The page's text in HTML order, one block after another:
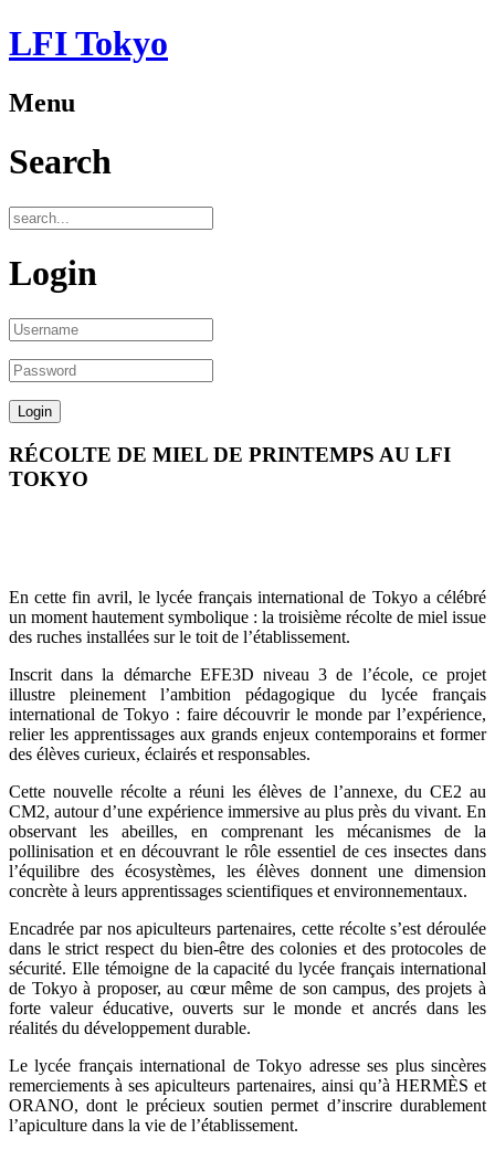
LFI Tokyo
Menu
Search
Login
RÉCOLTE DE MIEL DE PRINTEMPS AU LFI
TOKYO
En cette fin avril, le lycée français international de Tokyo a célébré
un moment hautement symbolique : la troisième récolte de miel issue
des ruches installées sur le toit de l’établissement.
Inscrit dans la démarche EFE3D niveau 3 de l’école, ce projet
illustre pleinement l’ambition pédagogique du lycée français
international de Tokyo : faire découvrir le monde par l’expérience,
relier les apprentissages aux grands enjeux contemporains et former
des élèves curieux, éclairés et responsables.
Cette nouvelle récolte a réuni les élèves de l’annexe, du CE2 au
CM2, autour d’une expérience immersive au plus près du vivant. En
observant les abeilles, en comprenant les mécanismes de la
pollinisation et en découvrant le rôle essentiel de ces insectes dans
l’équilibre des écosystèmes, les élèves donnent une dimension
concrète à leurs apprentissages scientifiques et environnementaux.
Encadrée par nos apiculteurs partenaires, cette récolte s’est déroulée
dans le strict respect du bien-être des colonies et des protocoles de
sécurité. Elle témoigne de la capacité du lycée français international
de Tokyo à proposer, au cœur même de son campus, des projets à
forte valeur éducative, ouverts sur le monde et ancrés dans les
réalités du développement durable.
Le lycée français international de Tokyo adresse ses plus sincères
remerciements à ses apiculteurs partenaires, ainsi qu’à HERMÈS et
ORANO, dont le précieux soutien permet d’inscrire durablement
l’apiculture dans la vie de l’établissement.